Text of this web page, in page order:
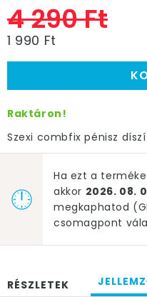
4 290 Ft
1 990 Ft
Raktáron!
Szexi combfix pénisz
Ha ezt a
akkor 2026. 08.
megkaphatod
csomagpont
RÉSZLETEK